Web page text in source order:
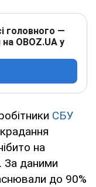
головного —
OBOZ.UA у
СБУ
на
За даними
до 90%